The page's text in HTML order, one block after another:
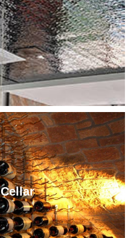
ာရှည်ခံပါသည်။
ားကို လူနေရပ်ကွက်များတွင်
တန်ဖိုးကြီးကလပ်များ၊ အိမ်
ကြိုက် stainless steel